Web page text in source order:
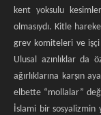
kent yoksulu
olmasıydı. Kitle
grev komiteleri ve işçi
Ulusal azınlıklar da
ağırlıklarına karşın
elbette “mollalar”
İslami bir sosyalizmin